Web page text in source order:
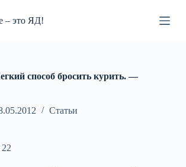
– это ЯД!
способ бросить курить. —
Статьи